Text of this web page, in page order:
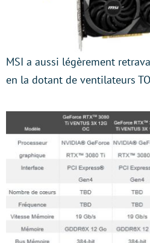
MSI a aussi légèrement
en la dotant de ventilateurs